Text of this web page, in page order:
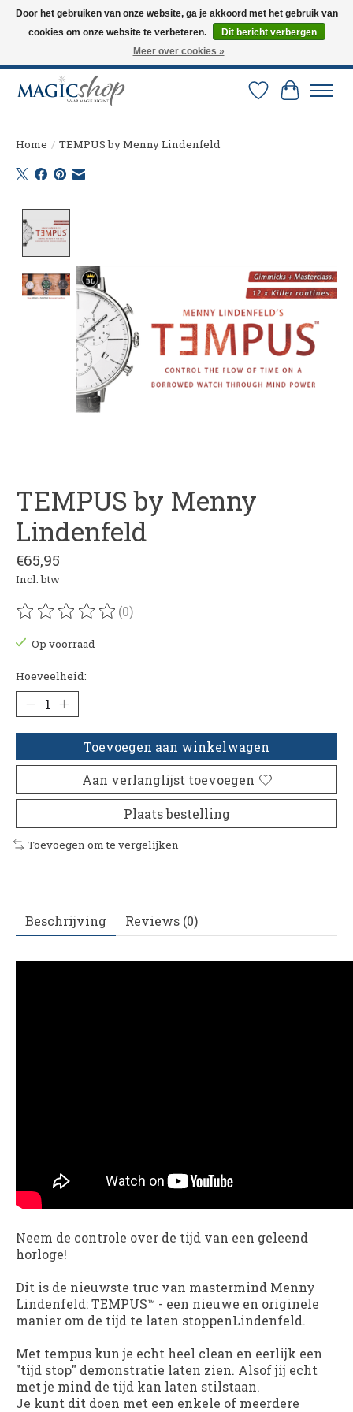
Altijd de nieuwste trucs op voorraad. Snelle verzending via PostNL en DHL.
Langskomen in onze winkel? Bel of mail om een afspraak te maken. 0251-
Verlanglijst
Home / TEMPUS by Menny Lindenfeld
TEMPUS by Menny
Lindenfeld
€65,95
Incl. btw
De beoordeling van dit product is
(0)
Op voorraad
Hoeveelheid:
Toevoegen aan winkelwagen
Aan verlanglijst toevoegen
Plaats bestelling
Toevoegen om te vergelijken
Beschrijving Reviews (0)
Neem de controle over de tijd van een geleend
horloge!
Dit is de nieuwste truc van mastermind Menny
Lindenfeld:TEMPUS™ - een nieuwe en originele
manier om de tijd te laten stoppenLindenfeld.
Met tempus kun je echt heel clean en eerlijk een
"tijd stop" demonstratie laten zien. Alsof jij echt
met je mind de tijd kan laten stilstaan.
Je kunt dit doen met een enkele of meerdere
Door het gebruiken van onze website, ga je akkoord met het gebruik van
cookies om onze website te verbeteren.
Dit bericht verbergen
Meer over cookies »